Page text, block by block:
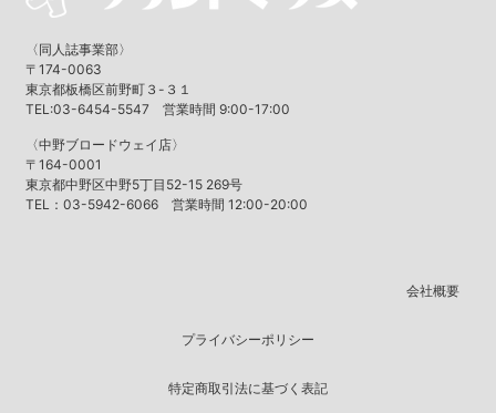
〈同人誌事業部〉
〒174-0063
東京都板橋区前野町３-３１
TEL:03-6454-5547 営業時間 9:00-17:00
〈中野ブロードウェイ店〉
〒164-0001
東京都中野区中野5丁目52-15 269号
TEL：03-5942-6066 営業時間 12:00-20:00
会社概要
プライバシーポリシー
特定商取引法に基づく表記